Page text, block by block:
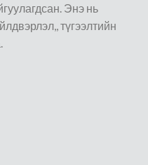
Энэ нь
түгээлтийн